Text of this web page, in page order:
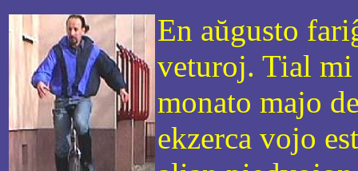
En aŭgusto
veturoj. Tial mi
monato majo
ekzerca vojo